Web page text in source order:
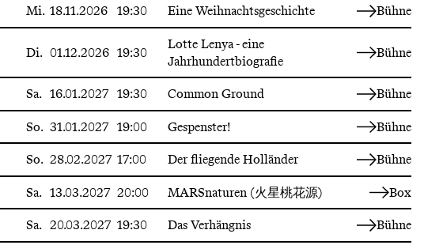
Mi. 18.11.2026 19:30 Eine Weihnachtsgeschichte Bühne
Di. 01.12.2026 19:30
Lotte Lenya - eine
Jahrhundertbiografie
Bühne
Sa. 16.01.2027 19:30 Common Ground
Bühne
So. 31.01.2027 19:00 Gespenster!
Bühne
So. 28.02.2027 17:00 Der fliegende Holländer
Bühne
Sa. 13.03.2027 20:00 MARSnaturen (火星桃花源)
Box
Sa. 20.03.2027 19:30 Das Verhängnis
Bühne